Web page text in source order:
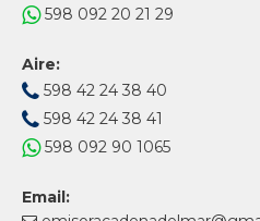
598 092 20 21 29
Aire:
598 42 24 38 40
598 42 24 38 41
598 092 90 1065
Email: